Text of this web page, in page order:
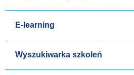
E-learning
Wyszukiwarka szkoleń